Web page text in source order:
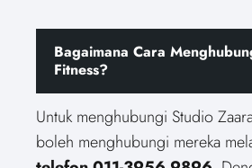
Bagaimana Cara
Fitness?
Untuk menghubungi Studio
boleh menghubungi mereka